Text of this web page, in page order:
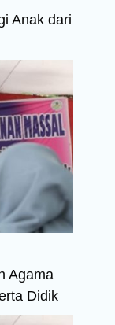
Anak dari
Agama
Didik